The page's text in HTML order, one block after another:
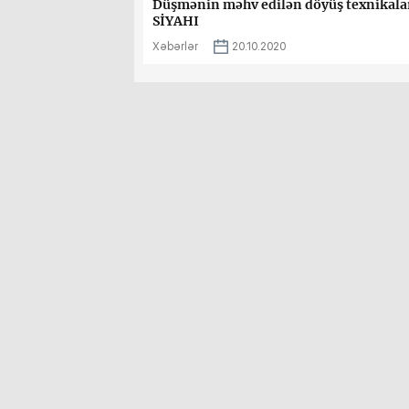
Düşmənin məhv edilən döyüş
SİYAHI
Xəbərlər 20.10.2020